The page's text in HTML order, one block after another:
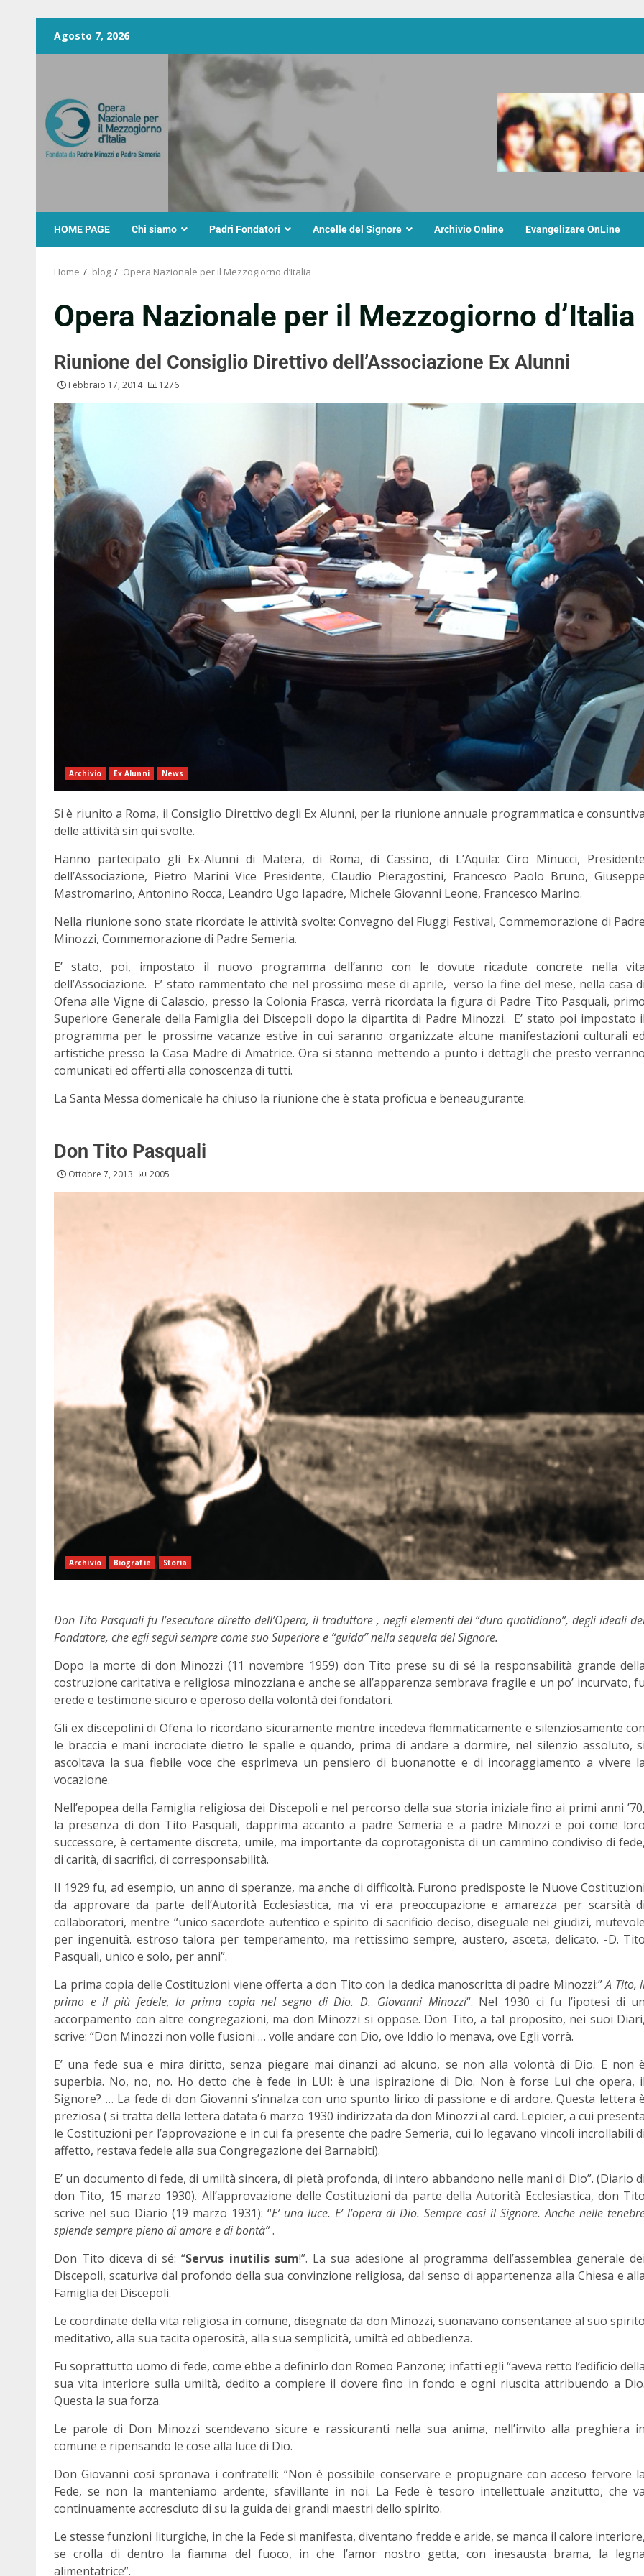
Agosto 7, 2026
HOME PAGE Chi siamo Padri Fondatori Ancelle del Signore Archivio Online Evangelizare OnLine
Home blog Opera Nazionale per il Mezzogiorno d’Italia
Opera Nazionale per il Mezzogiorno d’Italia
Riunione del Consiglio Direttivo dell’Associazione Ex Alunni
Febbraio 17, 2014 1276
Archivio Ex Alunni News
Si è riunito a Roma, il Consiglio Direttivo degli Ex Alunni, per la riunione annuale programmatica e consuntiva
delle attività sin qui svolte.
Hanno partecipato gli Ex-Alunni di Matera, di Roma, di Cassino, di L’Aquila: Ciro Minucci, Presidente
dell’Associazione, Pietro Marini Vice Presidente, Claudio Pieragostini, Francesco Paolo Bruno, Giuseppe
Mastromarino, Antonino Rocca, Leandro Ugo Iapadre, Michele Giovanni Leone, Francesco Marino.
Nella riunione sono state ricordate le attività svolte: Convegno del Fiuggi Festival, Commemorazione di Padre
Minozzi, Commemorazione di Padre Semeria.
E’ stato, poi, impostato il nuovo programma dell’anno con le dovute ricadute concrete nella vita
dell’Associazione. E’ stato rammentato che nel prossimo mese di aprile, verso la fine del mese, nella casa di
Ofena alle Vigne di Calascio, presso la Colonia Frasca, verrà ricordata la figura di Padre Tito Pasquali, primo
Superiore Generale della Famiglia dei Discepoli dopo la dipartita di Padre Minozzi. E’ stato poi impostato il
programma per le prossime vacanze estive in cui saranno organizzate alcune manifestazioni culturali ed
artistiche presso la Casa Madre di Amatrice. Ora si stanno mettendo a punto i dettagli che presto verranno
comunicati ed offerti alla conoscenza di tutti.
La Santa Messa domenicale ha chiuso la riunione che è stata proficua e beneaugurante.
Don Tito Pasquali
Ottobre 7, 2013 2005
Archivio Biografie Storia
Don Tito Pasquali fu l’esecutore diretto dell’Opera, il traduttore , negli elementi del “duro quotidiano”, degli ideali
Fondatore, che egli seguì sempre come suo Superiore e “guida” nella sequela del Signore.
Dopo la morte di don Minozzi (11 novembre 1959) don Tito prese su di sé la responsabilità grande della
costruzione caritativa e religiosa minozziana e anche se all’apparenza sembrava fragile e un po’ incurvato, fu
erede e testimone sicuro e operoso della volontà dei fondatori.
Gli ex discepolini di Ofena lo ricordano sicuramente mentre incedeva flemmaticamente e silenziosamente con
le braccia e mani incrociate dietro le spalle e quando, prima di andare a dormire, nel silenzio assoluto, si
ascoltava la sua flebile voce che esprimeva un pensiero di buonanotte e di incoraggiamento a vivere la
vocazione.
Nell’epopea della Famiglia religiosa dei Discepoli e nel percorso della sua storia iniziale fino ai primi anni ’70,
la presenza di don Tito Pasquali, dapprima accanto a padre Semeria e a padre Minozzi e poi come loro
successore, è certamente discreta, umile, ma importante da coprotagonista di un cammino condiviso di fede,
di carità, di sacrifici, di corresponsabilità.
Il 1929 fu, ad esempio, un anno di speranze, ma anche di difficoltà. Furono predisposte le Nuove Costituzioni
da approvare da parte dell’Autorità Ecclesiastica, ma vi era preoccupazione e amarezza per scarsità di
collaboratori, mentre “unico sacerdote autentico e spirito di sacrificio deciso, diseguale nei giudizi, mutevole
per ingenuità. estroso talora per temperamento, ma rettissimo sempre, austero, asceta, delicato. -D. Tito
Pasquali, unico e solo, per anni”.
La prima copia delle Costituzioni viene offerta a don Tito con la dedica manoscritta di padre Minozzi:”A Tito,
primo e il più fedele, la prima copia nel segno di Dio. D. Giovanni Minozzi“. Nel 1930 ci fu l’ipotesi di un
accorpamento con altre congregazioni, ma don Minozzi si oppose. Don Tito, a tal proposito, nei suoi Diari,
scrive: “Don Minozzi non volle fusioni … volle andare con Dio, ove Iddio lo menava, ove Egli vorrà.
E’ una fede sua e mira diritto, senza piegare mai dinanzi ad alcuno, se non alla volontà di Dio. E non è
superbia. No, no, no. Ho detto che è fede in LUI: è una ispirazione di Dio. Non è forse Lui che opera, il
Signore? … La fede di don Giovanni s’innalza con uno spunto lirico di passione e di ardore. Questa lettera è
preziosa ( si tratta della lettera datata 6 marzo 1930 indirizzata da don Minozzi al card. Lepicier, a cui presenta
le Costituzioni per l’approvazione e in cui fa presente che padre Semeria, cui lo legavano vincoli incrollabili di
affetto, restava fedele alla sua Congregazione dei Barnabiti).
E’ un documento di fede, di umiltà sincera, di pietà profonda, di intero abbandono nelle mani di Dio”. (Diario di
don Tito, 15 marzo 1930). All’approvazione delle Costituzioni da parte della Autorità Ecclesiastica, don Tito
scrive nel suo Diario (19 marzo 1931): “E’ una luce. E’ l’opera di Dio. Sempre così il Signore. Anche nelle
splende sempre pieno di amore e di bontà”.
Don Tito diceva di sé: “Servus inutilis sum!”. La sua adesione al programma dell’assemblea generale dei
Discepoli, scaturiva dal profondo della sua convinzione religiosa, dal senso di appartenenza alla Chiesa e alla
Famiglia dei Discepoli.
Le coordinate della vita religiosa in comune, disegnate da don Minozzi, suonavano consentanee al suo spirito
meditativo, alla sua tacita operosità, alla sua semplicità, umiltà ed obbedienza.
Fu soprattutto uomo di fede, come ebbe a definirlo don Romeo Panzone; infatti egli “aveva retto l’edificio della
sua vita interiore sulla umiltà, dedito a compiere il dovere fino in fondo e ogni riuscita attribuendo a Dio.
Questa la sua forza.
Le parole di Don Minozzi scendevano sicure e rassicuranti nella sua anima, nell’invito alla preghiera in
comune e ripensando le cose alla luce di Dio.
Don Giovanni così spronava i confratelli: “Non è possibile conservare e propugnare con acceso fervore la
Fede, se non la manteniamo ardente, sfavillante in noi. La Fede è tesoro intellettuale anzitutto, che va
continuamente accresciuto di su la guida dei grandi maestri dello spirito.
Le stesse funzioni liturgiche, in che la Fede si manifesta, diventano fredde e aride, se manca il calore interiore,
se crolla di dentro la fiamma del fuoco, in che l’amor nostro getta, con inesausta brama, la legna
alimentatrice”.